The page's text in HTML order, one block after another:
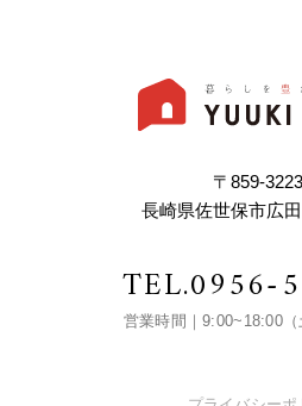
〒859-
長崎県佐世保市広
TEL.0956-
営業時間｜9:00~18:00（